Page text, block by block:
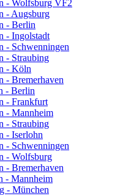
- Wolfsburg VF2
- Augsburg
- Berlin
- Ingolstadt
- Schwenningen
- Straubing
- Köln
- Bremerhaven
- Berlin
- Frankfurt
- Mannheim
- Straubing
- Iserlohn
- Schwenningen
- Wolfsburg
- Bremerhaven
- Mannheim
- München